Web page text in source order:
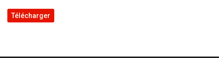
Télécharger